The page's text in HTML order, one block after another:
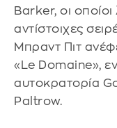
Barker, οι
αντίστοιχες
Μπραντ Πιτ
«Le Domaine», εν
αυτοκρατορία
Paltrow.